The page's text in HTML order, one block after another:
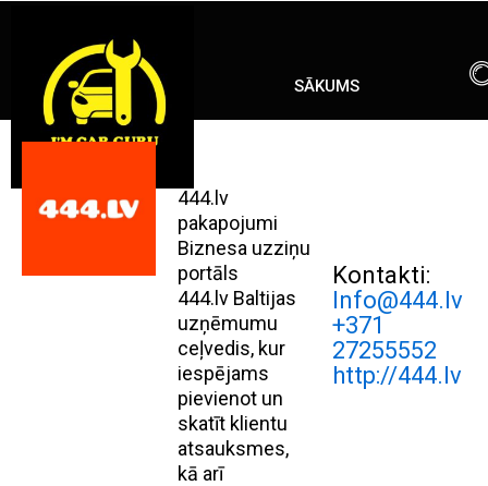
SĀKUMS
444.lv
pakapojumi
Biznesa uzziņu
portāls
444.lv Baltijas
uzņēmumu
ceļvedis, kur
iespējams
pievienot un
skatīt klientu
atsauksmes,
kā arī
Kontakti:
Info@444.lv
+371
27255552
http://444.lv